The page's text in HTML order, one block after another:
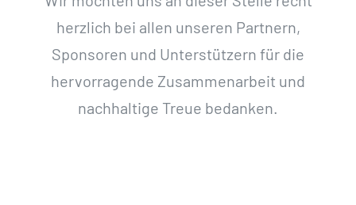
herzlich bei allen unseren Partnern,
Sponsoren und Unterstützern für die
hervorragende Zusammenarbeit und
nachhaltige Treue bedanken.